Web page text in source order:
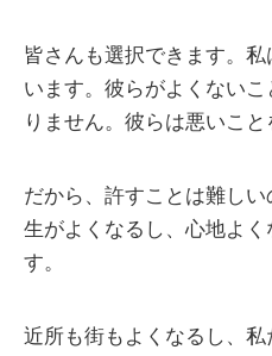
皆さんも選択できます。
います。彼らがよくない
りません。彼らは悪いこと
だから、許すことは難し
生がよくなるし、心地よ
す。
近所も街もよくなるし、私